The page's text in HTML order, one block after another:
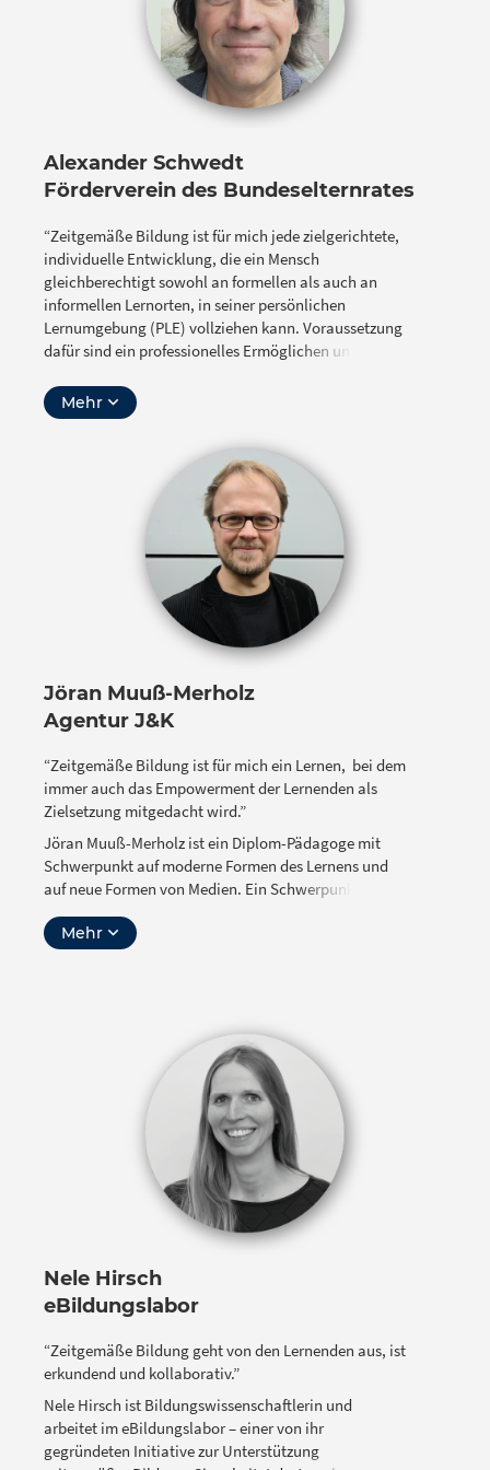
Alexander Schwedt
Förderverein des Bundeselternrates
“Zeitgemäße Bildung ist für mich jede zielgerichtete,
individuelle Entwicklung, die ein Mensch
gleichberechtigt sowohl an formellen als auch an
informellen Lernorten, in seiner persönlichen
Lernumgebung (PLE) vollziehen kann. Voraussetzung
dafür sind ein professionelles Ermöglichen und
aktuellen Kompetenzstandes ohne
Bewertung/Benotung.”
Alexander Schwedt ist als Vater in schulischen
Gremien, wie dem Bundeselternrat, und beruflich im
Bereich digital unterstützter Prozesse als auch in der
Entwicklungsförderung von Kindern und
Jugendlichen, in und außerhalb von Schule, aktiv. Er
engagiert sich darüber hinaus seit vielen Jahren in
verschiedenen Verbünden und Netzwerken zu
moderner und digital unterstützter Bildung (z.B. BfB,
FBD, Initiative D21). Seine Schwerpunkte in der
Beiratsarbeit sind Bildungsgerechtigkeit und
Barrierefreiheit beim Zugang zu OER-Materialien.
Mehr
Jöran Muuß-Merholz
Agentur J&K
“Zeitgemäße Bildung ist für mich ein Lernen, bei dem
immer auch das Empowerment der Lernenden als
Zielsetzung mitgedacht wird.”
Jöran Muuß-Merholz ist ein Diplom-Pädagoge mit
Schwerpunkt auf moderne Formen des Lernens und
auf neue Formen von Medien. Ein Schwerpunkt der
Arbeit von Jöran und seiner Agentur J&K liegt im
Bereich Offenheit und Open Educational Resources
Mehr
Nele Hirsch
eBildungslabor
“Zeitgemäße Bildung geht von den Lernenden aus, ist
erkundend und kollaborativ.”
Nele Hirsch ist Bildungswissenschaftlerin und
arbeitet im eBildungslabor – einer von ihr
gegründeten Initiative zur Unterstützung